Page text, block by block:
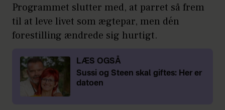
Programmet slutter med, at parret så frem
til at leve livet som ægtepar, men dén
forestilling ændrede sig hurtigt.
LÆS OGSÅ
Sussi og Steen skal giftes: Her er
datoen